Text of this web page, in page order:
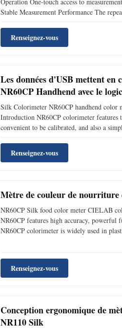
Stable Measurement Performance The
Renseignez-vous
Les données d'USB mettent
NR60CP Handhend avec le
Silk Colorimeter NR60CP handhend
Introduction NR60CP colorimeter
convenient to be calibrated, and also a
Renseignez-vous
Mètre de couleur de nourriture
NR60CP Silk food color meter CIELAB
NR60CP features high accuracy, powerful
NR60CP colorimeter is widely used in
Renseignez-vous
Conception ergonomique de
NR110 Silk